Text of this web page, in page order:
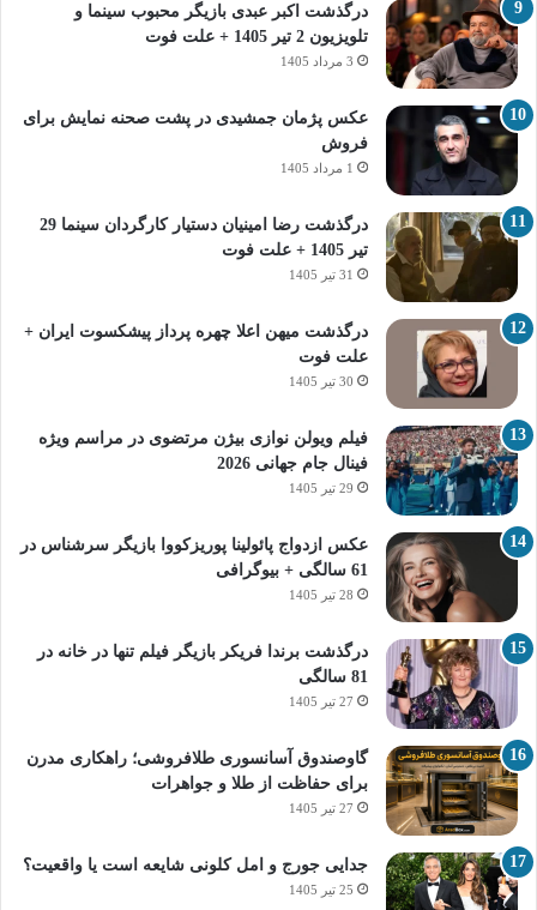
درگذشت اکبر عبدی بازیگر محبوب سینما و
تلویزیون 2 تیر 1405 + علت فوت
3 مرداد 1405
عکس پژمان جمشیدی در پشت صحنه نمایش برای
فروش
1 مرداد 1405
درگذشت رضا امینیان دستیار کارگردان سینما 29
تیر 1405 + علت فوت
31 تیر 1405
درگذشت میهن اعلا چهره پرداز پیشکسوت ایران +
علت فوت
30 تیر 1405
فیلم ویولن نوازی بیژن مرتضوی در مراسم ویژه
فینال جام جهانی 2026
29 تیر 1405
عکس ازدواج پائولینا پوریزکووا بازیگر سرشناس در
61 سالگی + بیوگرافی
28 تیر 1405
درگذشت برندا فریکر بازیگر فیلم تنها در خانه در
81 سالگی
27 تیر 1405
گاوصندوق آسانسوری طلافروشی؛ راهکاری مدرن
برای حفاظت از طلا و جواهرات
27 تیر 1405
جدایی جورج و امل کلونی شایعه است یا واقعیت؟
25 تیر 1405